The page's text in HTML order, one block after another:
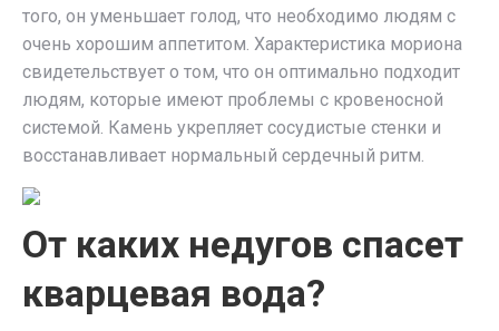
того, он уменьшает голод, что необходимо людям с
очень хорошим аппетитом. Характеристика мориона
свидетельствует о том, что он оптимально подходит
людям, которые имеют проблемы с кровеносной
системой. Камень укрепляет сосудистые стенки и
восстанавливает нормальный сердечный ритм.
От каких недугов спасет
кварцевая вода?